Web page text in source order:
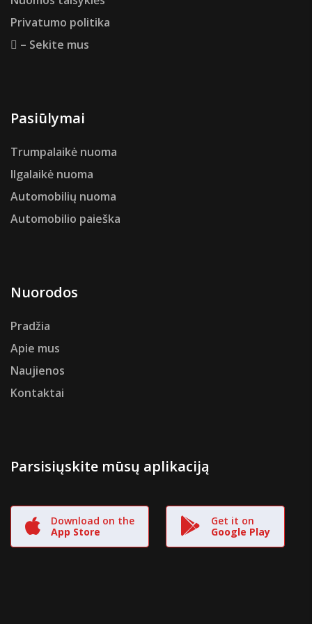
Privatumo politika
– Sekite mus
Pasiūlymai
Trumpalaikė nuoma
Ilgalaikė nuoma
Automobilių nuoma
Automobilio paieška
Nuorodos
Pradžia
Apie mus
Naujienos
Kontaktai
Parsisiųskite mūsų aplikaciją
Download on the
App Store
Get it on
Google Play